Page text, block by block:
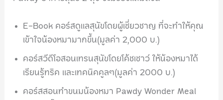
E-Book คอร์สดูแลสุนัขโดยผู้เชี่ยวชาญ ที่จะทำให้คุณ
เข้าใจน้องหมามากขึ้น(มูลค่า 2,000 บ.)
คอร์สวีดีโอสอนเทรนสุนัขโดยโค้ชเชาว์ ให้น้องหมาได้
เรียนรู้ทริค และเทคนิคคูลๆ(มูลค่า 2000 บ.)
คอร์สสอนทำขนมน้องหมา Pawdy Wonder Meal